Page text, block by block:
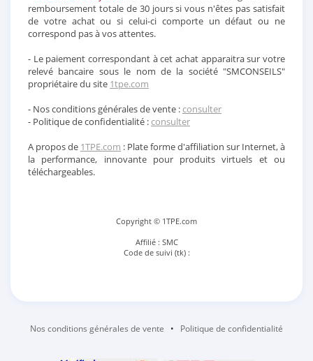
remboursement totale de 30 jours si vous n'êtes pas satisfait
de votre achat ou si celui-ci comporte un défaut ou ne
correspond pas à vos attentes.
- Le paiement correspondant à cet achat apparaitra sur votre
relevé bancaire sous le nom de la société "SMCONSEILS"
propriétaire du site 1tpe.com
- Nos conditions générales de vente :consulter
- Politique de confidentialité :consulter
A propos de 1TPE.com : Plate forme d'affiliation sur Internet, à
la performance, innovante pour produits virtuels et ou
téléchargeables.
Copyright © 1TPE.com
Affilié : SMC
Code de suivi (tk) :
Nos conditions générales de vente • Politique de confidentialité